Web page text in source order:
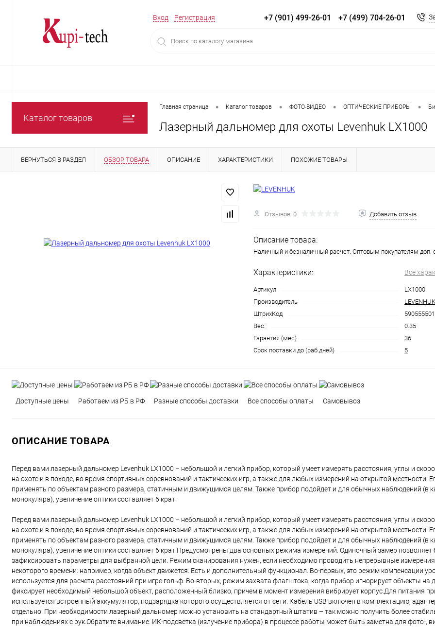
Вход Регистрация +7 (901) 499-26-01 +7 (499) 704-26-01
Каталог товаров
Главная страница • Каталог товаров • ФОТО-ВИДЕО • ОПТИЧЕСКИЕ ПРИБОРЫ •
Лазерный дальномер для охоты Levenhuk LX1000
ВЕРНУТЬСЯ В РАЗДЕЛ ОБЗОР ТОВАРА ОПИСАНИЕ ХАРАКТЕРИСТИКИ ПОХОЖИЕ ТОВАРЫ
Отзывов: 0 Добавить отзыв
Описание товара:
Наличный и безналичный расчет. Оптовым покупателям доп.
Характеристики: Все
Артикул
LX1000
Производитель
LEVENHUK
ШтрихКод
Вес:
0.35
Гарантия (мес)
36
Срок поставки до (раб.дней)
5
Доступные цены Работаем из РБ в РФ Разные способы доставки Все способы оплаты Самовывоз
ОПИСАНИЕ ТОВАРА
Перед вами лазерный дальномер Levenhuk LX1000 – небольшой и легкий прибор, который умеет измерять расстояния, углы и
на охоте и в походе, во время спортивных соревнований и тактических игр, а также для любых измерений на открытой местности.
применять по объектам разного размера, статичным и движущимся целям. Также прибор подойдет и для обычных наблюдений (в
монокуляра), увеличение оптики составляет 6 крат.
Перед вами лазерный дальномер Levenhuk LX1000 – небольшой и легкий прибор, который умеет измерять расстояния, углы и
на охоте и в походе, во время спортивных соревнований и тактических игр, а также для любых измерений на открытой местности.
применять по объектам разного размера, статичным и движущимся целям. Также прибор подойдет и для обычных наблюдений (в
монокуляра), увеличение оптики составляет 6 крат.Предусмотрены два основных режима измерений. Одиночный замер позволяет
зафиксировать параметры для выбранной цели. Режим сканирования нужен, если необходимо проводить непрерывные измерения
некоторого времени: например, когда объект движется. Есть и дополнительный функционал. Во-первых, это режим компенсации
используется для расчета расстояний при игре гольф. Во-вторых, режим захвата флагштока, когда прибор игнорирует объекты на
фиксирует необходимый небольшой объект, расположенный близко, причем в момент измерения вибрирует корпус.Для питания
используется встроенный аккумулятор, подзарядка которого осуществляется от сети. Кабель USB включен в комплектацию,
отдельно. При необходимости лазерный дальномер можно установить на стандартный штатив – так можно получить более
при наблюдениях с рук.Обратите внимание: ИК-подсветка (излучение прибора) в процессе работы может быть заметна для фото-,